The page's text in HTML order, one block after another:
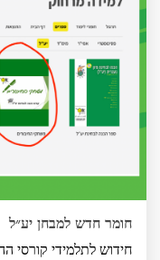
חומר חדש למבחן יע״ל
חידוש לתלמידי קורסי